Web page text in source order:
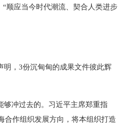
顺应当今时代潮流、契合人类进步
，3份沉甸甸的成果文件彼此辉
冲过去的。习近平主席郑重指
合作组织发展方向，将本组织打造